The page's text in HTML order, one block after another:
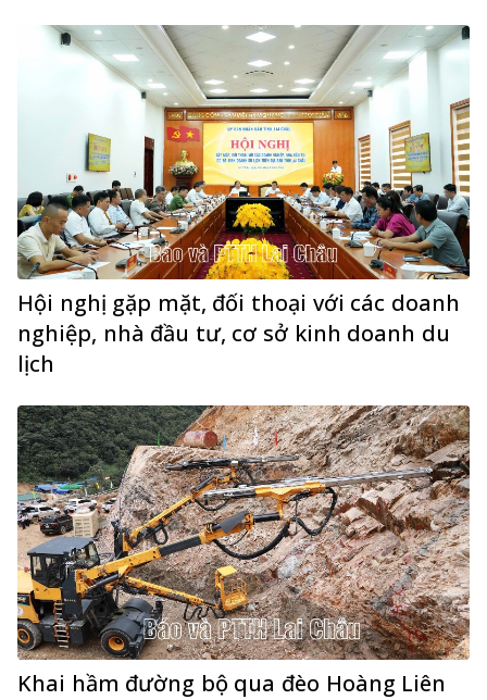
Hội nghị gặp mặt, đối thoại với các doanh
nghiệp, nhà đầu tư, cơ sở kinh doanh du
lịch
Khai hầm đường bộ qua đèo Hoàng Liên